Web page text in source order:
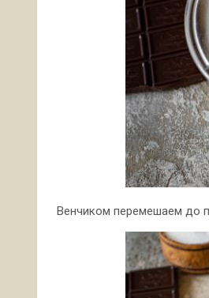
Венчиком перемешаем до